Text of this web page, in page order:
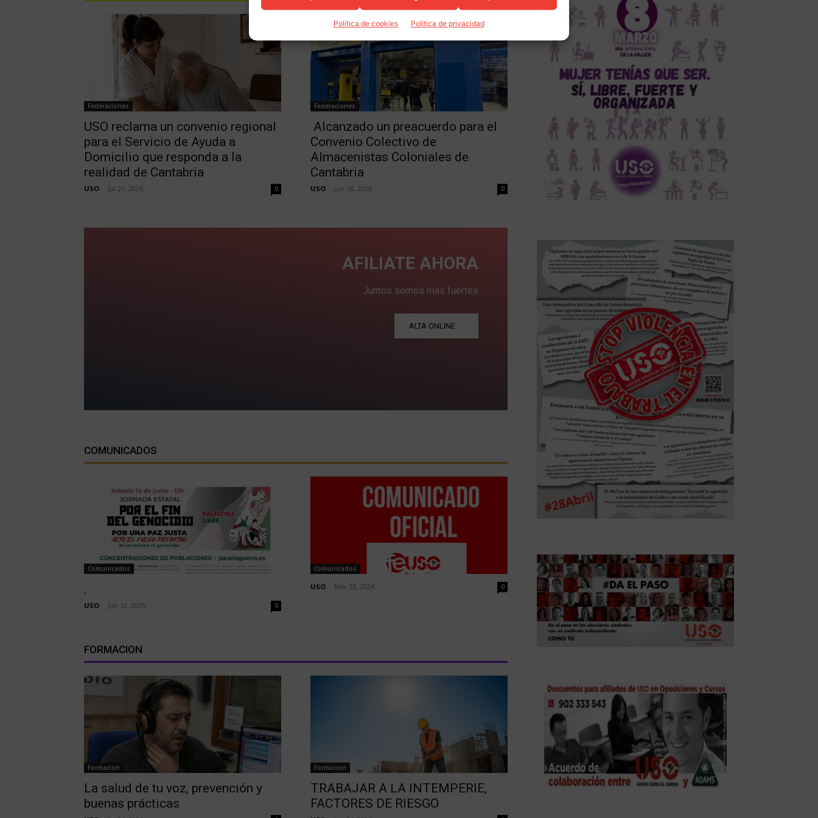
Política de cookies Política de privacidad
Federaciones
USO reclama un convenio regional
para el Servicio de Ayuda a
Domicilio que responda a la
realidad de Cantabria
USO Jul 21, 2026 0
Federaciones
Alcanzado un preacuerdo para el
Convenio Colectivo de
Almacenistas Coloniales de
Cantabria
USO Jun 18, 2026 0
AFILIATE AHORA
Juntos somos mas fuertes
ALTA ONLINE
COMUNICADOS
Comunicados
.
USO Jun 12, 2025 0
Comunicados
USO Nov 22, 2024 0
FORMACION
Formacion
La salud de tu voz, prevención y
buenas prácticas
Formacion
TRABAJAR A LA INTEMPERIE,
FACTORES DE RIESGO